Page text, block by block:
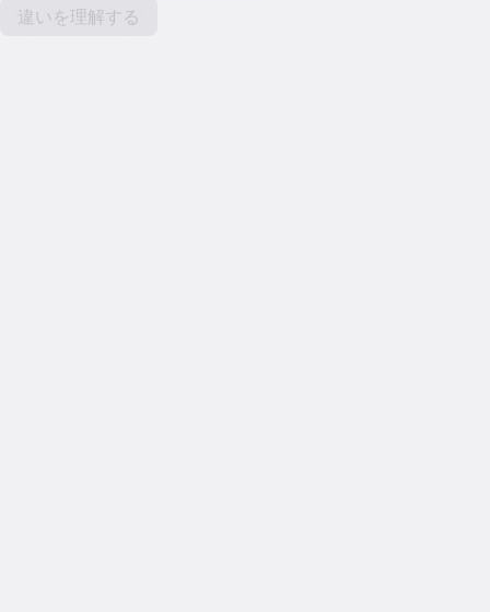
違いを理解する